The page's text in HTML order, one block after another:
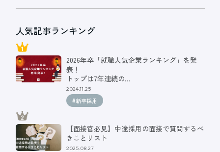
人気記事ランキング
2026年卒「就職人気企業ランキング」を発
表！
トップは7年連続の…
2024.11.25
#新卒採用
【面接官必見】中途採用の面接で質問するべ
きことリスト
2025.08.27